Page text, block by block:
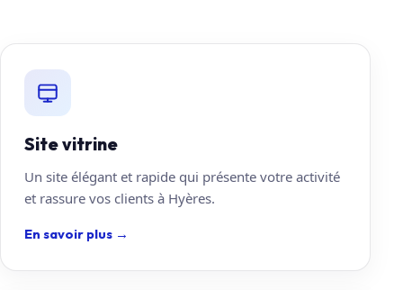
Site vitrine
Un site élégant et rapide qui présente votre activité
et rassure vos clients à Hyères.
En savoir plus →